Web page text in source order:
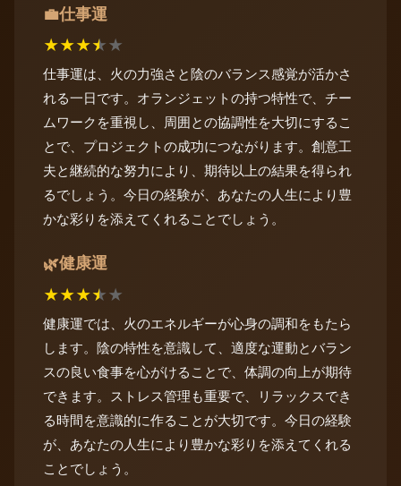
💼仕事運
★★★★★
仕事運は、火の力強さと陰のバランス感覚が活かさ
れる一日です。オランジェットの持つ特性で、チー
ムワークを重視し、周囲との協調性を大切にするこ
とで、プロジェクトの成功につながります。創意工
夫と継続的な努力により、期待以上の結果を得られ
るでしょう。今日の経験が、あなたの人生により豊
かな彩りを添えてくれることでしょう。
🌿健康運
★★★★★
健康運では、火のエネルギーが心身の調和をもたら
します。陰の特性を意識して、適度な運動とバラン
スの良い食事を心がけることで、体調の向上が期待
できます。ストレス管理も重要で、リラックスでき
る時間を意識的に作ることが大切です。今日の経験
が、あなたの人生により豊かな彩りを添えてくれる
ことでしょう。